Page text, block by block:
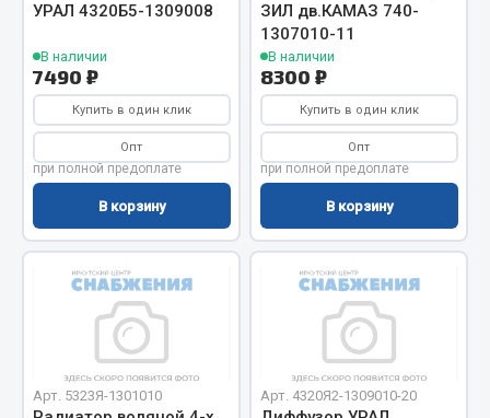
Весь раздел
Цепи подъёмные
Весь раздел
РТИ
Кольца уплотнительные
Лента конвейерная
Паронит
Патрубки
УРАЛ 4320Б5-1309008
В наличии
7490 ₽
Купить в один клик
Опт
при полной предоплате
В корзину
ЗИЛ дв.КАМАЗ 740-
1307010-11
В наличии
8300 ₽
Купить в один клик
Опт
при полной предоплате
В корзину
Арт. 5323Я-1301010 Арт. 4320Я2-1309010-20